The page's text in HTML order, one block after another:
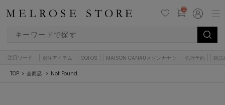
0
注目ワード： 別注アイテム OOFOS MAISON CANAUメゾンカナウ 先行予約 雑誌
TOP 全商品 Not Found